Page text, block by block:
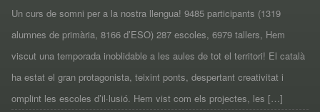
Un curs de somni per a la nostra llengua! 9485 participants (1319
alumnes de primària, 8166 d’ESO) 287 escoles, 6979 tallers, Hem
viscut una temporada inoblidable a les aules de tot el territori! El català
ha estat el gran protagonista, teixint ponts, despertant creativitat i
omplint les escoles d’il·lusió. Hem vist com els projectes, les […]